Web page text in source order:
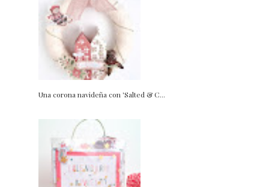
Una corona navideña con 'Salted & C...